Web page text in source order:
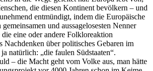
die diesen Kontinent bevölkern – und
entmündigt, indem die Europäische
und aussagelosesten Nenner
eine oder andere Folkloreaktion
Nachdenken über politisches Gebaren im
natürlich: „die faulen Südstaaten“.
– die Macht geht vom Volke aus, man hätte